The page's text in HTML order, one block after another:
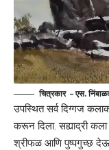
चित्रकार – एस.
उपस्थित सर्व दिग्गज
करून दिला. सह्याद्री कला
श्रीफळ आणि पुष्पगुच्छ